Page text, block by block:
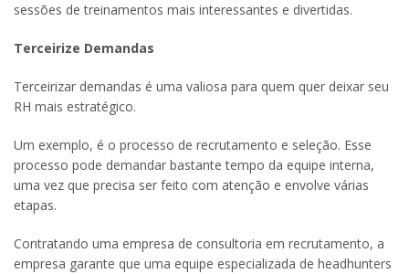
sessões de treinamentos mais interessantes e divertidas.
Terceirize Demandas
Terceirizar demandas é uma valiosa para quem quer deixar seu
RH mais estratégico.
Um exemplo, é o processo de recrutamento e seleção. Esse
processo pode demandar bastante tempo da equipe interna,
uma vez que precisa ser feito com atenção e envolve várias
etapas.
Contratando uma empresa de consultoria em recrutamento, a
empresa garante que uma equipe especializada de headhunters